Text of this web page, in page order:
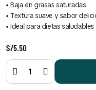
• Baja en grasas saturadas
• Textura suave y sabor
• Ideal para dietas
S/5.50
Bebida
de Soya
de 946
ml
quantity